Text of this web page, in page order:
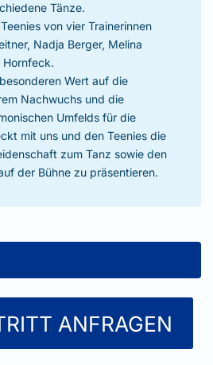
Tänze.
von vier Trainerinnen
Nadja Berger, Melina
Wert auf die
Nachwuchs und die
Umfelds für die
mit uns und den Teenies die
zum Tanz sowie den
der Bühne zu präsentieren.
ANFRAGEN